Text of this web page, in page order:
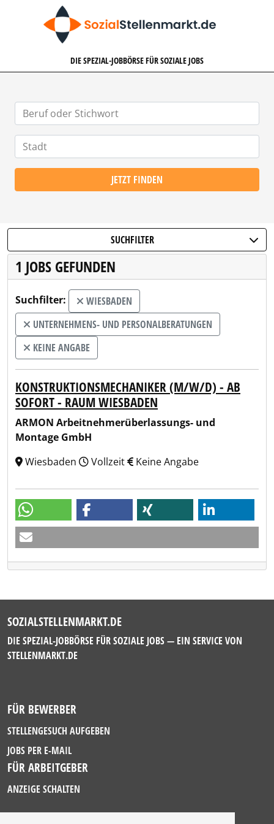
DIE SPEZIAL-JOBBÖRSE FÜR SOZIALE JOBS
JETZT FINDEN
SUCHFILTER
1 JOBS GEFUNDEN
Suchfilter:
WIESBADEN
UNTERNEHMENS- UND PERSONALBERATUNGEN
KEINE ANGABE
KONSTRUKTIONSMECHANIKER (M/W/D) - AB
SOFORT - RAUM WIESBADEN
ARMON Arbeitnehmerüberlassungs- und
Montage GmbH
Wiesbaden
Vollzeit Keine Angabe
SOZIALSTELLENMARKT.DE
DIE SPEZIAL-JOBBÖRSE FÜR SOZIALE JOBS — EIN SERVICE VON
STELLENMARKT.DE
FÜR BEWERBER
STELLENGESUCH AUFGEBEN
JOBS PER E-MAIL
FÜR ARBEITGEBER
ANZEIGE SCHALTEN